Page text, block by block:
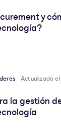
y
Actualizado
la gestión